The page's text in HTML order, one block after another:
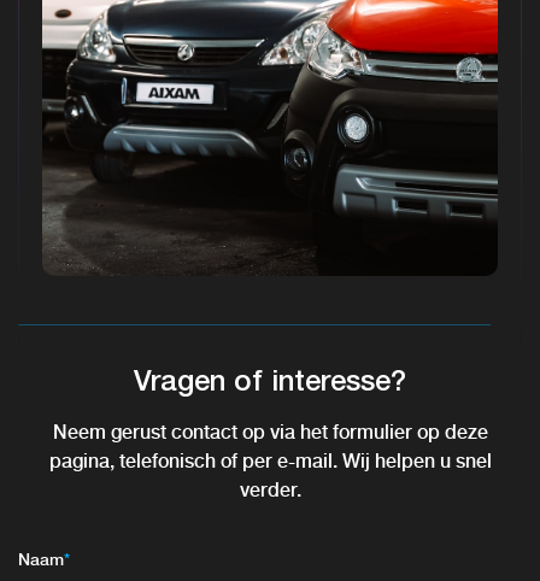
Vragen of interesse?
Neem gerust contact op via het formulier op deze
pagina, telefonisch of per e-mail. Wij helpen u snel
verder.
Naam*